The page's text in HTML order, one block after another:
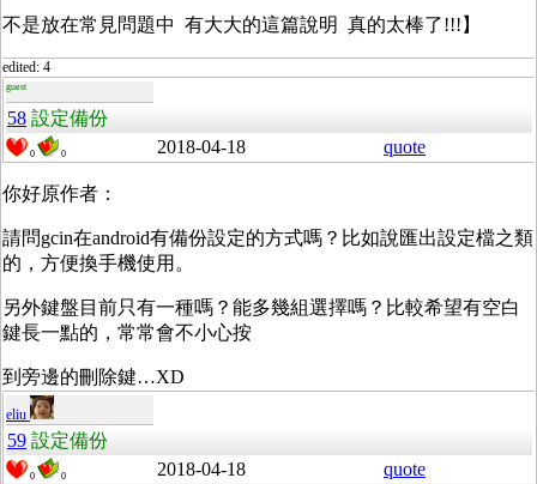
不是放在常見問題中 有大大的這篇說明 真的太棒了!!!】
edited: 4
guest
58 設定備份
0 0 2018-04-18 quote
你好原作者：
請問gcin在android有備份設定的方式嗎？比如說匯出設定檔之類
的，方便換手機使用。
另外鍵盤目前只有一種嗎？能多幾組選擇嗎？比較希望有空白
鍵長一點的，常常會不小心按
到旁邊的刪除鍵…XD
eliu
59 設定備份
0 0 2018-04-18 quote